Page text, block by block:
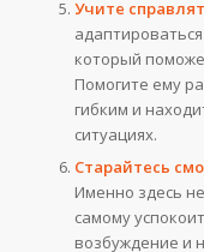
Учите
который
Помогите ему
гибким и
ситуациях.
Старайтесь
Именно здесь
самому
возбуждение и